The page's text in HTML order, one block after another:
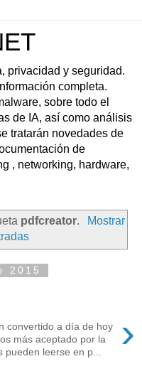
privacidad y seguridad.
completa.
sobre todo el
de IA, así como análisis
tratarán novedades de
de
, networking, hardware,
pdfcreator.
Mostrar
2015
›
convertido a día de hoy
más aceptado por la
leerse en p...